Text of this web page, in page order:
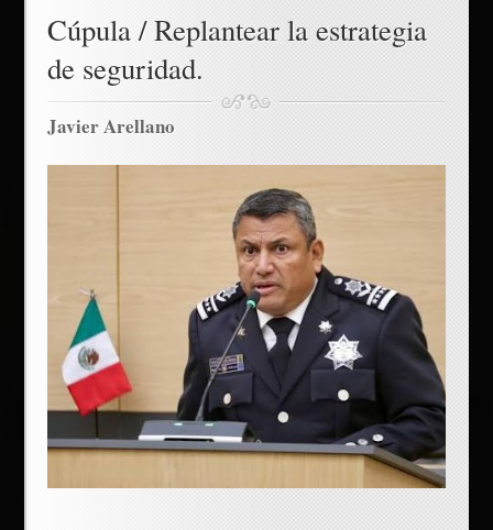
Cúpula / Replantear la estrategia
de seguridad.
Javier Arellano